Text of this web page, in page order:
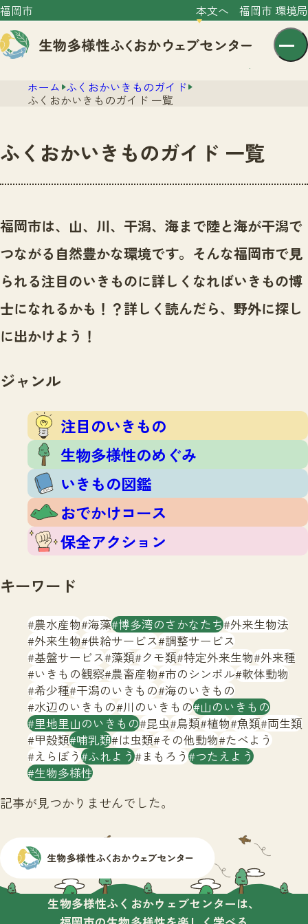
福岡市 本文へ 福岡市 環境局
センター紹介
センター紹介TOP
サイトポリシー
プライバシーポリシー
ニュースTOP
市の取組み
いきものガイド
いきものガイドTOP
注目のいきもの
生物多様性のめぐみ
保全アクション
イベント
いきもの調査隊
調査レポート
調査結果
ふくおかいきものマップ
マッチング
マッチングTOP
掲載申し込みフォーム
お問合せ
サイトマップ
ホーム ふくおかいきものガイド
ふくおかいきものガイド 一覧
ふくおかいきものガイド 一覧
福岡市は、山、川、干潟、海まで陸と海が干潟で
つながる自然豊かな環境です。 そんな福岡市で見
られる注目のいきものに詳しくなればいきもの博
士になれるかも！？詳しく読んだら、野外に探し
に出かけよう！
ジャンル
注目のいきもの
生物多様性のめぐみ
いきもの図鑑
おでかけコース
保全アクション
キーワード
農水産物 海藻 博多湾のさかなたち 外来生物法
外来生物 供給サービス 調整サービス
基盤サービス 藻類 クモ類 特定外来生物 外来種
いきもの観察 農畜産物 市のシンボル 軟体動物
希少種 干潟のいきもの 海のいきもの
水辺のいきもの 川のいきもの 山のいきもの
里地里山のいきもの 昆虫 鳥類 植物 魚類 両生類
甲殻類 哺乳類 は虫類 その他動物 たべよう
えらぼう ふれよう まもろう つたえよう
生物多様性
記事が見つかりませんでした。
生物多様性ふくおかウェブセンターは、